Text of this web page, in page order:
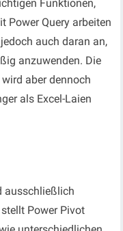
Funktionen,
Power Query arbeiten
auch daran an,
anzuwenden. Die
aber dennoch
als Excel-Laien
ausschließlich
Power Pivot